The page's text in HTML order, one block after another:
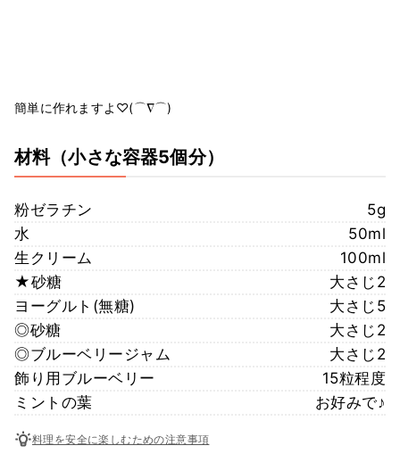
簡単に作れますよ♡(⌒∇⌒)
材料（小さな容器5個分）
粉ゼラチン
5g
水
50ml
生クリーム
100ml
★砂糖
大さじ2
ヨーグルト(無糖)
大さじ5
◎砂糖
大さじ2
◎ブルーベリージャム
大さじ2
飾り用ブルーベリー
15粒程度
ミントの葉
お好みで♪
料理を安全に楽しむための注意事項